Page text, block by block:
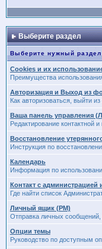
Выберите раздел
Выберите нужный раздел
Cookies и их
Преимущества
Авторизация и Выход из
Как авторизоваться, выйти
Ваша панель управления
Редактирование контактной
Восстановление
Инструкция по
Календарь
Информация по
Контакт с
Где найти список
Личный ящик (PM)
Отправка личных
Опции темы
Руководство по доступным